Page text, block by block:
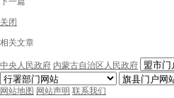
关闭
相关文章
中央人民政府 内蒙古自治区人民政府
网站地图 网站声明 联系我们